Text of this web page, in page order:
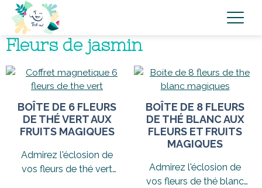
Fleurs de jasmin
BOÎTE DE 6 FLEURS
DE THÉ VERT AUX
FRUITS MAGIQUES
Admirez l'éclosion de
vos fleurs de thé vert
BOÎTE DE 8 FLEURS
DE THÉ BLANC AUX
FLEURS ET FRUITS
MAGIQUES
Admirez l'éclosion de
vos fleurs de thé blanc